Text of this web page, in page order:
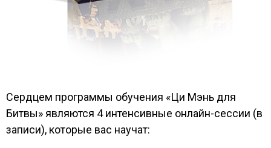
Сердцем программы обучения «Ци Мэнь для
Битвы» являются 4 интенсивные онлайн-сессии (в
записи), которые вас научат: